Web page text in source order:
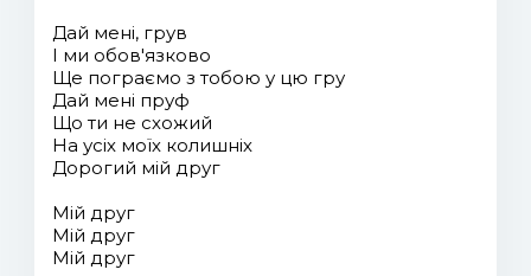
Дай мені, грув
І ми обов'язково
Ще пограємо з тобою у цю гру
Дай мені пруф
Що ти не схожий
На усіх моїх колишніх
Дорогий мій друг
Мій друг
Мій друг
Мій друг